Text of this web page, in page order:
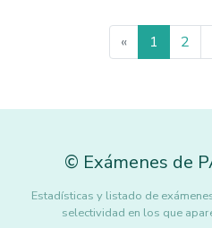
« 1 2
© Exámenes de
Estadísticas y listado de
selectividad en los que